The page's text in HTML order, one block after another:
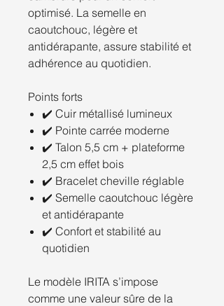
optimisé. La semelle en
caoutchouc, légère et
antidérapante, assure stabilité et
adhérence au quotidien.
Points forts
✔️ Cuir métallisé lumineux
✔️ Pointe carrée moderne
✔️ Talon 5,5 cm + plateforme
2,5 cm effet bois
✔️ Bracelet cheville réglable
✔️ Semelle caoutchouc légère
et antidérapante
✔️ Confort et stabilité au
quotidien
Le modèle IRITA s’impose
comme une valeur sûre de la